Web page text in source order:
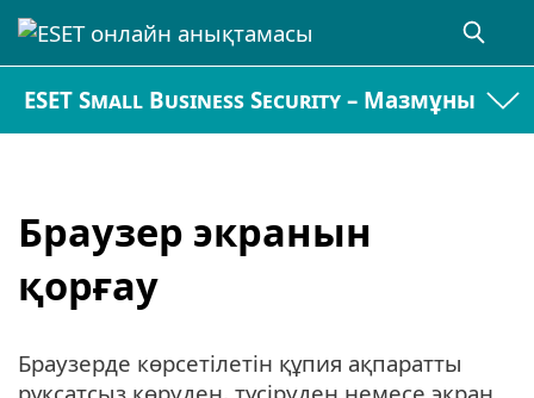
ESET Small Business Security – Мазмұны
Браузер экранын
қорғау
Браузерде көрсетілетін құпия ақпаратты